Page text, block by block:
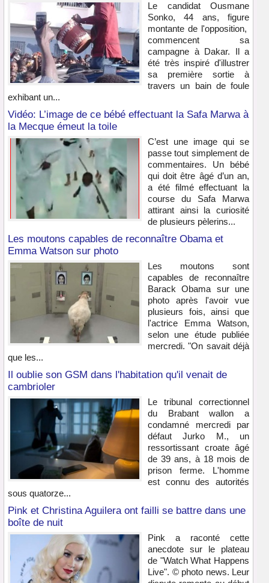
Le candidat Ousmane
Sonko, 44 ans, figure
montante de l'opposition,
commencent sa
campagne à Dakar. Il a
été très inspiré d'illustrer
sa première sortie à
travers un bain de foule
exhibant un...
Vidéo: L’image de ce bébé effectuant la Safa Marwa à
la Mecque émeut la toile
C’est une image qui se
passe tout simplement de
commentaires. Un bébé
qui doit être âgé d’un an,
a été filmé effectuant la
course du Safa Marwa
attirant ainsi la curiosité
de plusieurs pèlerins...
Les moutons capables de reconnaître Obama et
Emma Watson sur photo
Les moutons sont
capables de reconnaître
Barack Obama sur une
photo après l'avoir vue
plusieurs fois, ainsi que
l'actrice Emma Watson,
selon une étude publiée
mercredi. "On savait déjà
que les...
Il oublie son GSM dans l'habitation qu'il venait de
cambrioler
Le tribunal correctionnel
du Brabant wallon a
condamné mercredi par
défaut Jurko M., un
ressortissant croate âgé
de 39 ans, à 18 mois de
prison ferme. L'homme
est connu des autorités
sous quatorze...
Pink et Christina Aguilera ont failli se battre dans une
boîte de nuit
Pink a raconté cette
anecdote sur le plateau
de "Watch What Happens
Live". © photo news. Leur